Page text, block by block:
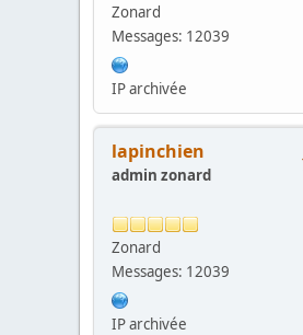
Zonard
Messages: 12039
IP archivée
lapinchien
admin zonard
Zonard
Messages: 12039
IP archivée